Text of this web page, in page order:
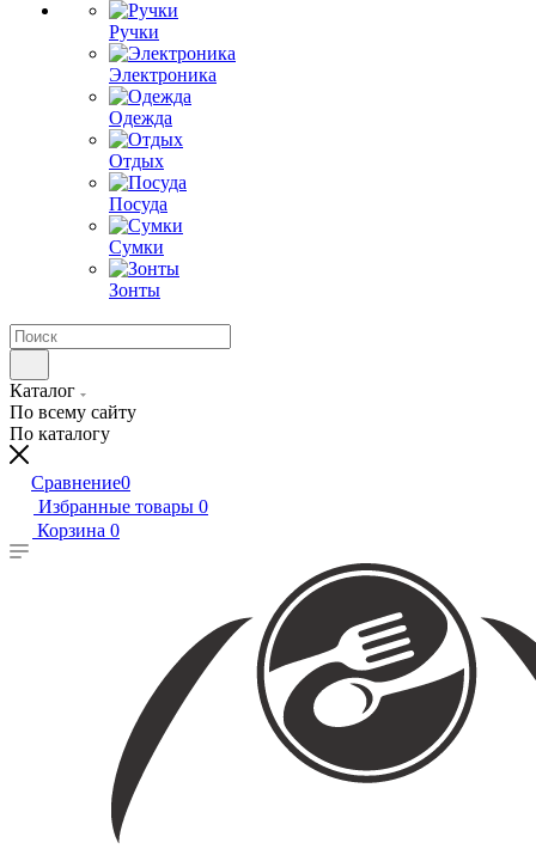
Ручки
Электроника
Одежда
Отдых
Посуда
Сумки
Зонты
Каталог
По всему сайту
По каталогу
Сравнение0
Избранные товары 0
Корзина 0